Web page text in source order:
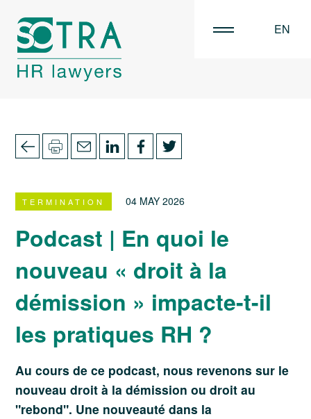
EN
TERMINATION 04 MAY 2026
Podcast | En quoi le
nouveau « droit à la
démission » impacte-t-il
les pratiques RH ?
Au cours de ce podcast, nous revenons sur le
nouveau droit à la démission ou droit au
"rebond". Une nouveauté dans la